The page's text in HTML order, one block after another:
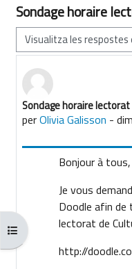
Obre l'índex del curs
Sondage horaire
Mode de visualització
Sondage horaire lectorat
perOlivia Galisson -
Nombre de respostes: 0
Bonjour à tous,
Je vous
Doodle afin de
lectorat de
http://